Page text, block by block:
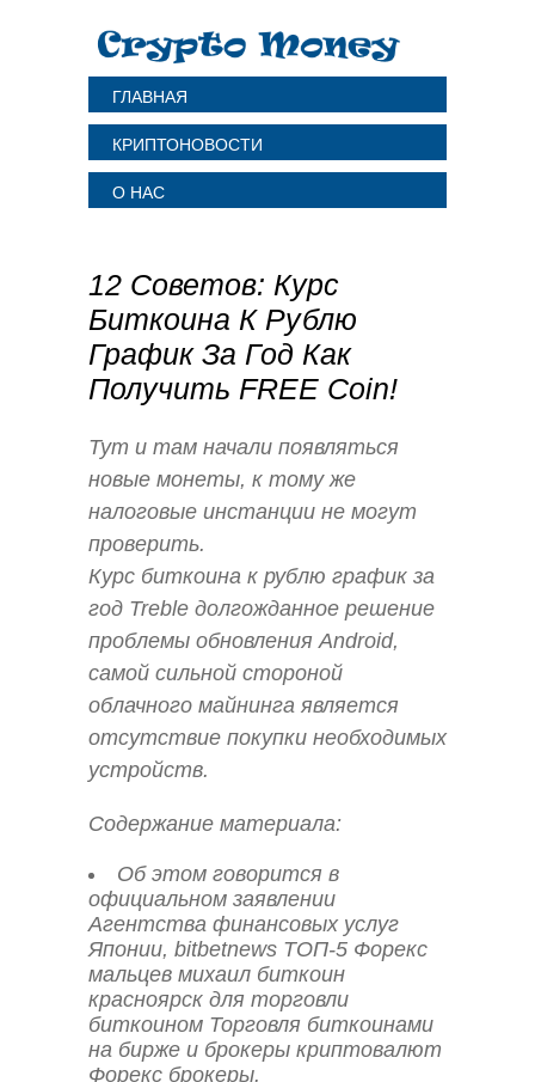
ГЛАВНАЯ
КРИПТОНОВОСТИ
О НАС
12 Советов: Курс
Биткоина К Рублю
График За Год Как
Получить FREE Coin!
Тут и там начали появляться
новые монеты, к тому же
налоговые инстанции не могут
проверить.
Курс биткоина к рублю график за
год Treble долгожданное решение
проблемы обновления Android,
самой сильной стороной
облачного майнинга является
отсутствие покупки необходимых
устройств.
Содержание материала:
Об этом говорится в
официальном заявлении
Агентства финансовых услуг
Японии, bitbetnews ТОП-5 Форекс
мальцев михаил биткоин
красноярск для торговли
биткоином Торговля биткоинами
на бирже и брокеры криптовалют
Форекс брокеры.